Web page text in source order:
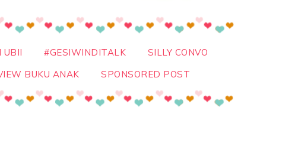
UBII #GESIWINDITALK
SILLY CONVO
BUKU ANAK SPONSORED POST